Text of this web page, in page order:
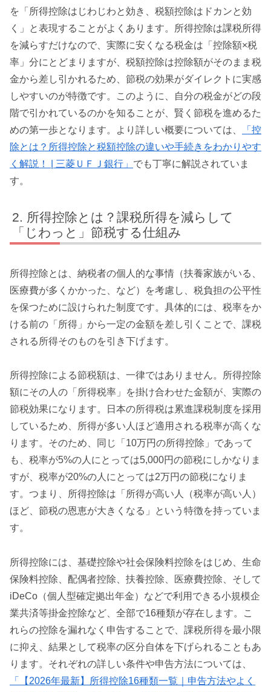
を「所得控除はじわじわと効き、税額控除はドカンと効
く」と表現することがよくあります。所得控除は課税所得
を減らすだけなので、実際に安くなる税金は「控除額×税
率」分にとどまりますが、税額控除は控除額がそのまま税
金から差し引かれるため、節税の効果がダイレクトに実感
しやすいのが特徴です。このように、自分の税金がどの段
階で引かれているのかを知ることが、賢く節税を進めるた
めの第一歩となります。より詳しい概要については、
「控
除とは？所得控除と税額控除の違いや手続きをわかりやす
く解説！ | 三菱ＵＦＪ銀行」 でも丁寧に解説されていま
す。
所得控除とは？課税所得を減らして
「じわっと」節税する仕組み
所得控除とは、納税者の個人的な事情（扶養家族がいる、
医療費が多くかかった、など）を考慮し、税負担の公平性
を保つために設けられた制度です。具体的には、税率をか
ける前の「所得」から一定の金額を差し引くことで、課税
される所得そのものを引き下げます。
所得控除による節税額は、一律ではありません。所得控除
額にその人の「所得税率」を掛け合わせた金額が、実際の
節税効果になります。日本の所得税は累進課税制度を採用
しているため、所得が多い人ほど適用される税率が高くな
ります。そのため、同じ「10万円の所得控除」であって
も、税率が5%の人にとっては5,000円の節税にしかなりま
すが、税率が20%の人にとっては2万円の節税になりま
す。つまり、所得控除は「所得が高い人（税率が高い人）
ほど、節税の恩恵が大きくなる」という特徴を持っていま
す。
所得控除には、基礎控除や社会保険料控除をはじめ、生命
保険料控除、配偶者控除、扶養控除、医療費控除、そして
iDeCo（個人型確定拠出年金）などで利用できる小規模企
業共済等掛金控除など、全部で16種類が存在します。こ
れらの控除を漏れなく申告することで、課税所得を最小限
に抑え、結果として税率の区分自体を下げられることもあ
ります。それぞれの詳しい条件や申告方法については、
「【2026年最新】所得控除16種類一覧｜申告方法やよく